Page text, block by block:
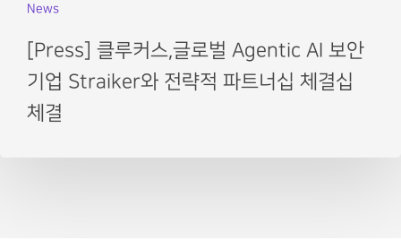
News
[Press] 클루커스,글로벌 Agentic AI 보안
기업 Straiker와 전략적 파트너십 체결십
체결